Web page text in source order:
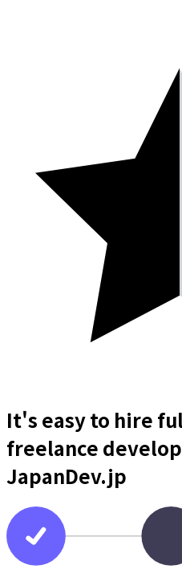
It's easy to hire
freelance
JapanDev.jp